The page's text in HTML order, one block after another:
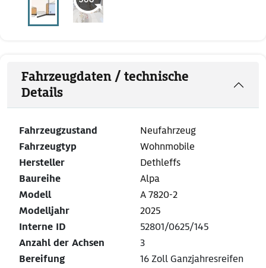
Fahrzeugdaten / technische
Details
Fahrzeugzustand
Neufahrzeug
Fahrzeugtyp
Wohnmobile
Hersteller
Dethleffs
Baureihe
Alpa
Modell
A 7820-2
Modelljahr
2025
Interne ID
52801/0625/145
Anzahl der Achsen
3
Bereifung
16 Zoll Ganzjahresreifen